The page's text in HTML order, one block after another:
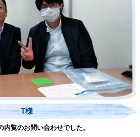
T様
覧のお問い合わせでした。